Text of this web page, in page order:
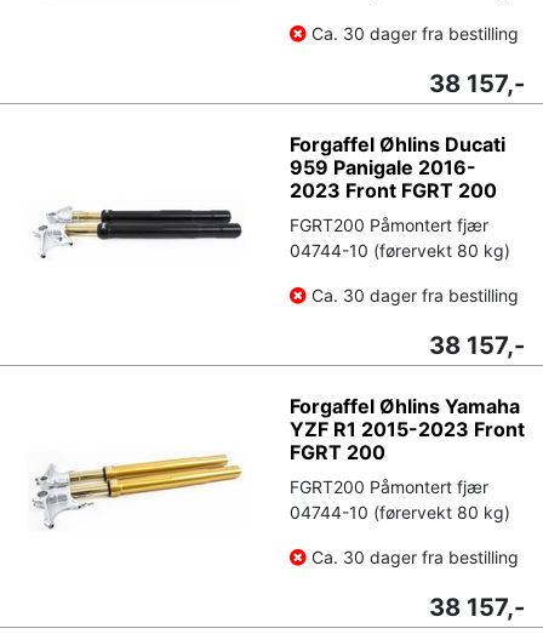
Ca. 30 dager fra bestilling
38 157,-
Forgaffel Øhlins Ducati
959 Panigale 2016-
2023 Front FGRT 200
FGRT200 Påmontert fjær
04744-10 (førervekt 80 kg)
Ca. 30 dager fra bestilling
38 157,-
Forgaffel Øhlins Yamaha
YZF R1 2015-2023 Front
FGRT 200
FGRT200 Påmontert fjær
04744-10 (førervekt 80 kg)
Ca. 30 dager fra bestilling
38 157,-